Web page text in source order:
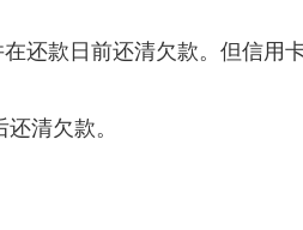
款日前还清欠款。但信用
清欠款。